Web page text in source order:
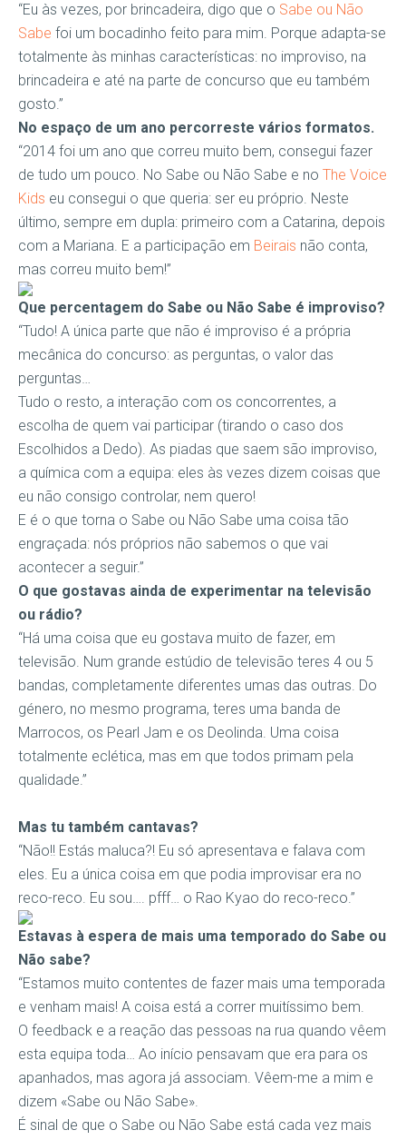
“Eu às vezes, por brincadeira, digo que o Sabe ou Não
Sabe foi um bocadinho feito para mim. Porque adapta-se
totalmente às minhas características: no improviso, na
brincadeira e até na parte de concurso que eu também
gosto.”
No espaço de um ano percorreste vários formatos.
“2014 foi um ano que correu muito bem, consegui fazer
de tudo um pouco. No Sabe ou Não Sabe e no The Voice
Kids eu consegui o que queria: ser eu próprio. Neste
último, sempre em dupla: primeiro com a Catarina, depois
com a Mariana. E a participação em Beirais não conta,
mas correu muito bem!”
Que percentagem do Sabe ou Não Sabe é improviso?
“Tudo! A única parte que não é improviso é a própria
mecânica do concurso: as perguntas, o valor das
perguntas…
Tudo o resto, a interação com os concorrentes, a
escolha de quem vai participar (tirando o caso dos
Escolhidos a Dedo). As piadas que saem são improviso,
a química com a equipa: eles às vezes dizem coisas que
eu não consigo controlar, nem quero!
E é o que torna o Sabe ou Não Sabe uma coisa tão
engraçada: nós próprios não sabemos o que vai
acontecer a seguir.”
O que gostavas ainda de experimentar na televisão
ou rádio?
“Há uma coisa que eu gostava muito de fazer, em
televisão. Num grande estúdio de televisão teres 4 ou 5
bandas, completamente diferentes umas das outras. Do
género, no mesmo programa, teres uma banda de
Marrocos, os Pearl Jam e os Deolinda. Uma coisa
totalmente eclética, mas em que todos primam pela
qualidade.”
Mas tu também cantavas?
“Não!! Estás maluca?! Eu só apresentava e falava com
eles. Eu a única coisa em que podia improvisar era no
reco-reco. Eu sou…. pfff… o Rao Kyao do reco-reco.”
Estavas à espera de mais uma temporado do Sabe ou
Não sabe?
“Estamos muito contentes de fazer mais uma temporada
e venham mais! A coisa está a correr muitíssimo bem.
O feedback e a reação das pessoas na rua quando vêem
esta equipa toda… Ao início pensavam que era para os
apanhados, mas agora já associam. Vêem-me a mim e
dizem «Sabe ou Não Sabe».
É sinal de que o Sabe ou Não Sabe está cada vez mais